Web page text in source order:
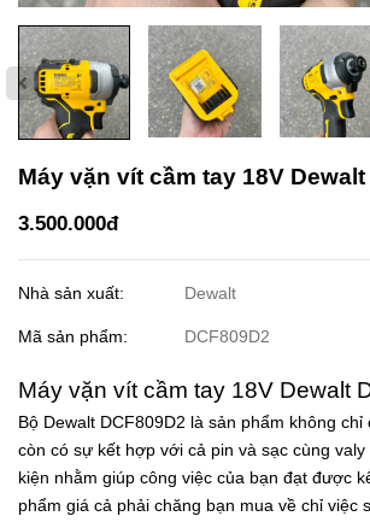
Máy vặn vít cầm tay 18V Dewalt
3.500.000đ
Nhà sản xuất: Dewalt
Mã sản phẩm: DCF809D2
Máy vặn vít cầm tay 18V Dewalt
Bộ Dewalt DCF809D2 là sản phẩm không chỉ
còn có sự kết hợp với cả pin và sạc cùng
kiện nhằm giúp công việc của bạn đạt được
phẩm giá cả phải chăng bạn mua về chỉ việc